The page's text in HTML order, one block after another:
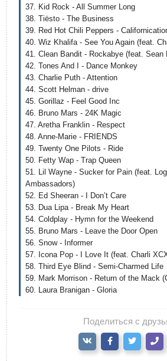
37. Kid Rock - All Summer Long
38. Tiësto - The Business
39. Red Hot Chili Peppers -
40. Wiz Khalifa - See You Again (feat.
41. Clean Bandit - Rockabye (feat. Sean
42. Tones And I - Dance Monkey
43. Charlie Puth - Attention
44. Scott Helman - drive
45. Gorillaz - Feel Good Inc
46. Bruno Mars - 24K Magic
47. Aretha Franklin - Respect
48. Anne-Marie - FRIENDS
49. Twenty One Pilots - Ride
50. Fetty Wap - Trap Queen
51. Lil Wayne - Sucker for Pain (feat.
Ambassadors)
52. Ed Sheeran - I Don’t Care
53. Dua Lipa - Break My Heart
54. Coldplay - Hymn for the Weekend
55. Bruno Mars - Leave the Door Open
56. Snow - Informer
57. Icona Pop - I Love It (feat. Charli
58. Third Eye Blind - Semi-Charmed Life
59. Mark Morrison - Return of the Mack
60. Laura Branigan - Gloria
Поделиться с